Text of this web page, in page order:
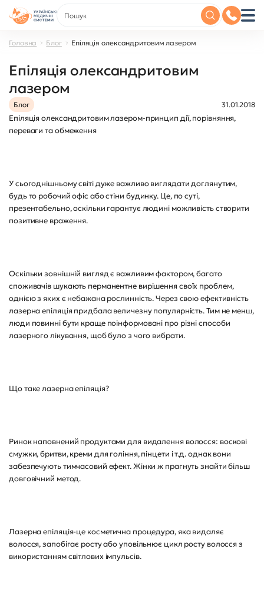
Головна Блог Епіляція олександритовим лазером
Епіляція олександритовим
лазером
Блог 31.01.2018
Епіляція олександритовим лазером-принцип дії, порівняння,
переваги та обмеження
У сьогоднішньому світі дуже важливо виглядати доглянутим,
будь то робочий офіс або стіни будинку. Це, по суті,
презентабельно, оскільки гарантує людині можливість створити
позитивне враження.
Оскільки зовнішній вигляд є важливим фактором, багато
споживачів шукають перманентне вирішення своїх проблем,
однією з яких є небажана рослинність. Через свою ефективність
лазерна епіляція придбала величезну популярність. Тим не менш,
люди повинні бути краще поінформовані про різні способи
лазерного лікування, щоб було з чого вибрати.
Що таке лазерна епіляція?
Ринок наповнений продуктами для видалення волосся: воскові
смужки, бритви, креми для гоління, пінцети і т.д. однак вони
забезпечують тимчасовий ефект. Жінки ж прагнуть знайти більш
довговічний метод.
Лазерна епіляція-це косметична процедура, яка видаляє
волосся, запобігає росту або уповільнює цикл росту волосся з
використанням світлових імпульсів.